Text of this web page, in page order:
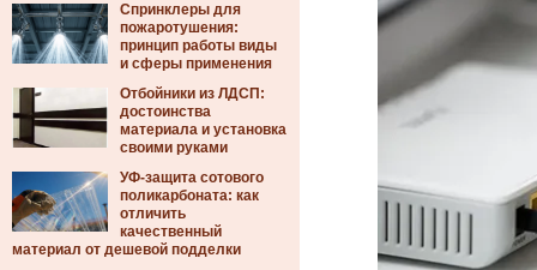
Спринклеры для
пожаротушения:
принцип работы виды
и сферы применения
Отбойники из ЛДСП:
достоинства
материала и установка
своими руками
УФ-защита сотового
поликарбоната: как
отличить
качественный
материал от дешевой подделки